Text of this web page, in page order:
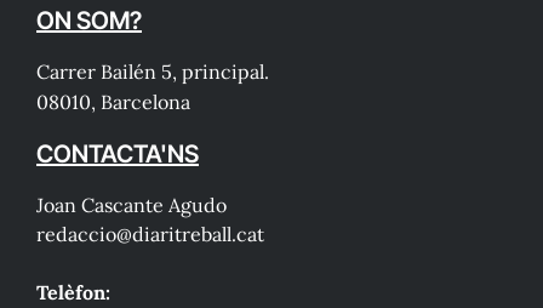
ON SOM?
Carrer Bailén 5, principal.
08010, Barcelona
CONTACTA'NS
Joan Cascante Agudo
redaccio@diaritreball.cat
Telèfon: